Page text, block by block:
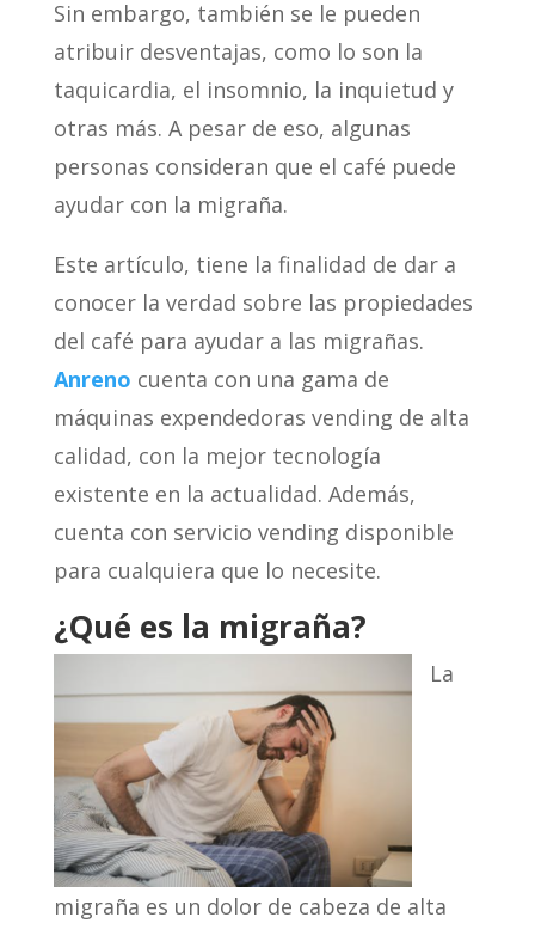
Sin embargo, también se le pueden
atribuir desventajas, como lo son la
taquicardia, el insomnio, la inquietud y
otras más. A pesar de eso, algunas
personas consideran que el café puede
ayudar con la migraña.
Este artículo, tiene la finalidad de dar a
conocer la verdad sobre las propiedades
del café para ayudar a las migrañas.
Anreno cuenta con una gama de
máquinas expendedoras vending de alta
calidad, con la mejor tecnología
existente en la actualidad. Además,
cuenta con servicio vending disponible
para cualquiera que lo necesite.
¿Qué es la migraña?
La
migraña es un dolor de cabeza de alta